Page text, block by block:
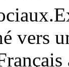
vers